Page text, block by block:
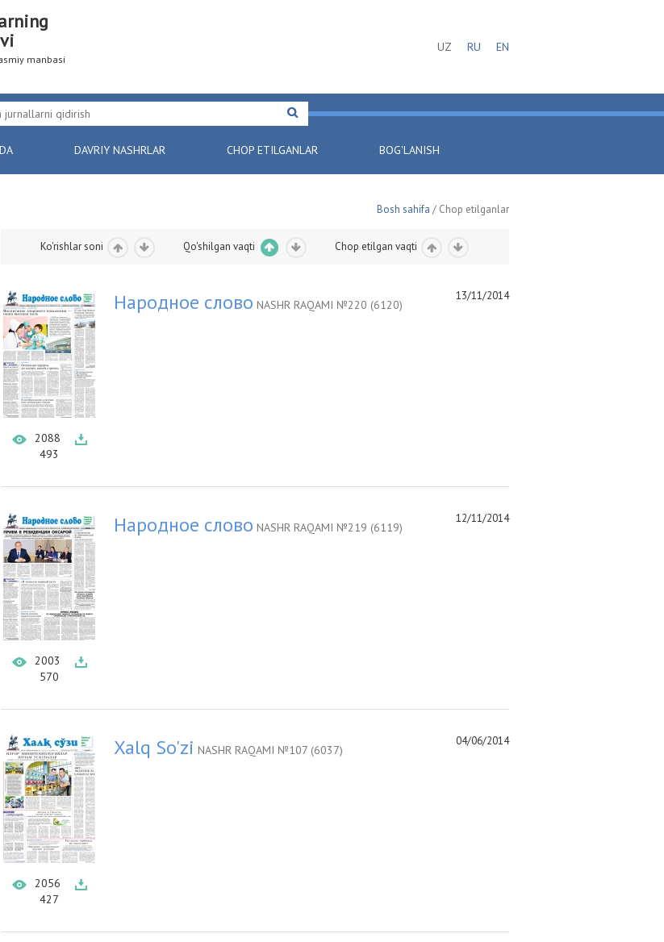
manbasi
UZ RU EN
DAVRIY NASHRLAR CHOP ETILGANLAR BOG'LANISH
Bosh sahifa / Chop etilganlar
Ko'rishlar soni Qo'shilgan vaqti Chop etilgan vaqti
2088
493
13/11/2014
Народное слово NASHR RAQAMI №220 (6120)
2003
570
12/11/2014
Народное слово NASHR RAQAMI №219 (6119)
2056
427
04/06/2014
Xalq So'zi NASHR RAQAMI №107 (6037)